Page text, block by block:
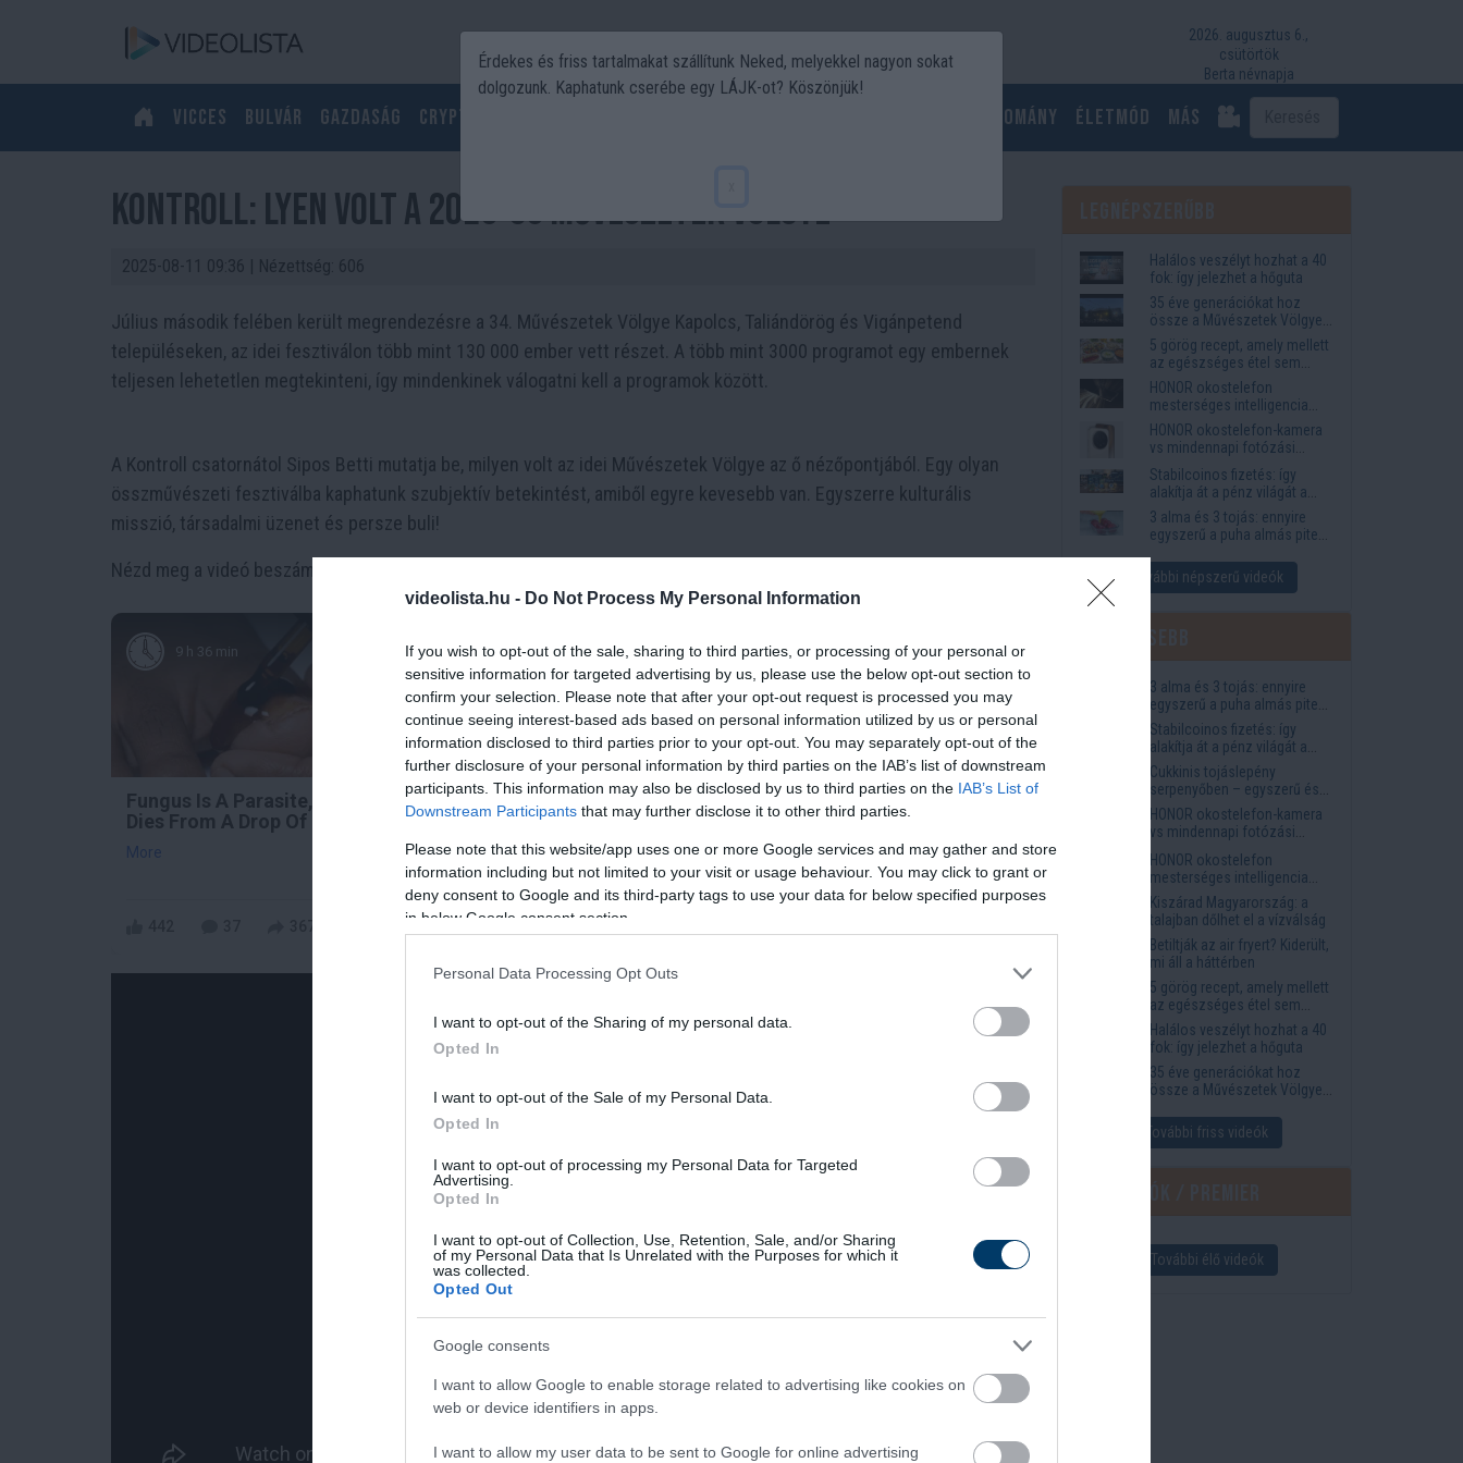
videolista.hu - Do Not Process My Personal Information
If you wish to opt-out of the sale, sharing to third parties, or processing of your personal or
sensitive information for targeted advertising by us, please use the below opt-out section to
confirm your selection. Please note that after your opt-out request is processed you may
continue seeing interest-based ads based on personal information utilized by us or personal
information disclosed to third parties prior to your opt-out. You may separately opt-out of the
further disclosure of your personal information by third parties on the IAB’s list of downstream
participants. This information may also be disclosed by us to third parties on the IAB’s List of
Downstream Participants that may further disclose it to other third parties.
Please note that this website/app uses one or more Google services and may gather and store
information including but not limited to your visit or usage behaviour. You may click to grant or
deny consent to Google and its third-party tags to use your data for below specified purposes
in below Google consent section.
Personal Data Processing Opt Outs
I want to opt-out of the Sharing of my personal data.
Opted In
I want to opt-out of the Sale of my Personal Data.
Opted In
I want to opt-out of processing my Personal Data for Targeted
Advertising.
Opted In
I want to opt-out of Collection, Use, Retention, Sale, and/or Sharing
of my Personal Data that Is Unrelated with the Purposes for which it
was collected.
Opted Out
Google consents
I want to allow Google to enable storage related to advertising like cookies on
web or device identifiers in apps.
I want to allow my user data to be sent to Google for online advertising
2026. augusztus 6.,
csütörtök
Berta névnapja
Vicces Bulvár Gazdaság Crypto Tudomány Életmód más
Kontroll: lyen volt a 2025-ös Művészetek Völgye
2025-08-11 09:36 | Nézettség: 606
Július második felében került megrendezésre a 34. Művészetek Völgye Kapolcs, Taliándörög és Vigánpetend
településeken, az idei fesztiválon több mint 130 000 ember vett részet. A több mint 3000 programot egy embernek
teljesen lehetetlen megtekinteni, így mindenkinek válogatni kell a programok között.
A Kontroll csatornátol Sipos Betti mutatja be, milyen volt az idei Művészetek Völgye az ő nézőpontjából. Egy olyan
összművészeti fesztiválba kaphatunk szubjektív betekintést, amiből egyre kevesebb van. Egyszerre kulturális
misszió, társadalmi üzenet és persze buli!
Nézd meg a videó beszámolót!
9 h 36 min
Fungus Is A Parasite, And It
Dies From A Drop Of Plain...
More
9 h 1 min
This Simple Trick Removes
All Parasites From Your
Body!
More
3 h 12 min
5 Parasite-Causing Foods
You Should Stop Eating
Right Now
More
Halálos veszélyt hozhat a 40
fok: így jelezhet a hőguta
35 éve generációkat hoz
össze a Művészetek Völgye
– megvan a 2027-es időpont
és a bérletár
5 görög recept, amely mellett
az egészséges étel sem
tűnik lemondásnak
HONOR okostelefon
mesterséges intelligencia
funkciók, amelyek
megkönnyítik az életet
HONOR okostelefon-kamera
vs mindennapi fotózási
igények
Stabilcoinos fizetés: így
alakítja át a pénz világát a
Visa, a Mastercard és a
Western Union
3 alma és 3 tojás: ennyire
egyszerű a puha almás pite
További népszerű videók
3 alma és 3 tojás: ennyire
egyszerű a puha almás pite
titka
Stabilcoinos fizetés: így
alakítja át a pénz világát a
Visa, a Mastercard és a
Western Union
Cukkinis tojáslepény
serpenyőben – egyszerű és
laktató vacsora
HONOR okostelefon-kamera
vs mindennapi fotózási
igények
HONOR okostelefon
mesterséges intelligencia
funkciók, amelyek
megkönnyítik az életet
Kiszárad Magyarország: a
talajban dőlhet el a vízválság
Betiltják az air fryert? Kiderült,
mi áll a háttérben
5 görög recept, amely mellett
az egészséges étel sem
tűnik lemondásnak
Halálos veszélyt hozhat a 40
fok: így jelezhet a hőguta
35 éve generációkat hoz
össze a Művészetek Völgye
és a bérletár
További friss videók
További élő videók
Érdekes és friss tartalmakat szállítunk Neked, melyekkel nagyon sokat
dolgozunk. Kaphatunk cserébe egy LÁJK-ot? Köszönjük!